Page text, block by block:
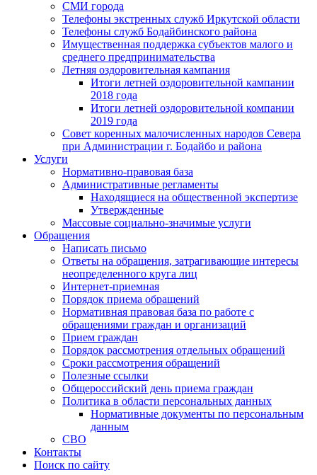
СМИ города
Телефоны экстренных служб Иркутской области
Телефоны служб Бодайбинского района
Имущественная поддержка субъектов малого и
среднего предпринимательства
Летняя оздоровительная кампания
Итоги летней оздоровительной кампании
2018 года
Итоги летней оздоровительной компании
2019 года
Совет коренных малочисленных народов Севера
при Администрации г. Бодайбо и района
Услуги
Нормативно-правовая база
Административные регламенты
Находящиеся на общественной экспертизе
Утвержденные
Массовые социально-значимые услуги
Обращения
Написать письмо
Ответы на обращения, затрагивающие интересы
неопределенного круга лиц
Интернет-приемная
Порядок приема обращений
Нормативная правовая база по работе с
обращениями граждан и организаций
Прием граждан
Порядок рассмотрения отдельных обращений
Сроки рассмотрения обращений
Полезные ссылки
Общероссийский день приема граждан
Политика в области персональных данных
Нормативные документы по персональным
данным
СВО
Контакты
Поиск по сайту